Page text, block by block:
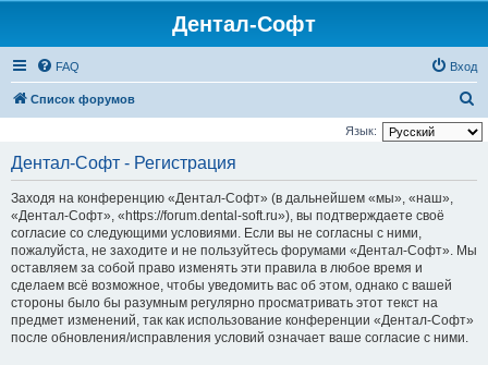
Дентал-Софт
FAQ Вход
Список форумов
о
Язык:
Дентал-Софт - Регистрация
Заходя на конференцию «Дентал-Софт» (в дальнейшем «мы», «наш»,
«Дентал-Софт», «https://forum.dental-soft.ru»), вы подтверждаете своё
согласие со следующими условиями. Если вы не согласны с ними,
пожалуйста, не заходите и не пользуйтесь форумами «Дентал-Софт». Мы
оставляем за собой право изменять эти правила в любое время и
сделаем всё возможное, чтобы уведомить вас об этом, однако с вашей
стороны было бы разумным регулярно просматривать этот текст на
предмет изменений, так как использование конференции «Дентал-Софт»
после обновления/исправления условий означает ваше согласие с ними.